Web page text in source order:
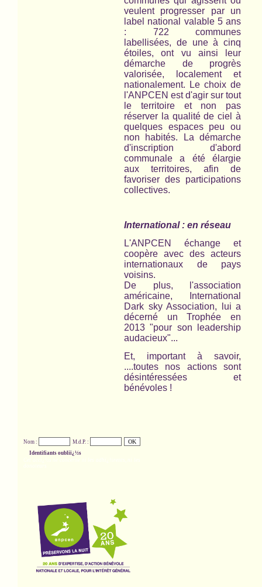
veulent progresser par un
label national valable 5 ans
: 722 communes
labellisées, de une à cinq
étoiles, ont vu ainsi leur
démarche de progrès
valorisée, localement et
nationalement. Le choix de
l'ANPCEN est d'agir sur tout
le territoire et non pas
réserver la qualité de ciel à
quelques espaces peu ou
non habités. La démarche
d'inscription d'abord
communale a été élargie
aux territoires, afin de
favoriser des participations
collectives.
International : en réseau
L'ANPCEN échange et
coopère avec des acteurs
internationaux de pays
voisins.
De plus, l'association
américaine,
International
Dark sky Association,
lui a
décerné un Trophée en
2013 "pour son leadership
audacieux"...
Et, important à savoir,
....toutes nos actions sont
désintéressées et
bénévoles !
Nom :
M.d.P. :
Identifiants oubliï¿½s